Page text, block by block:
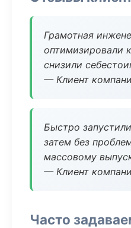
Грамотная
оптимизировали
снизили
— Клиент
Быстро
затем без
массовому
— Клиент
Часто